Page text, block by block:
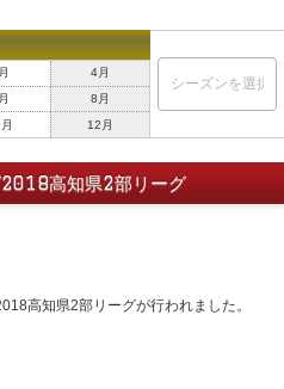
4月
8月
12月
高知県2部リーグ
高知県2部リーグが行われました。